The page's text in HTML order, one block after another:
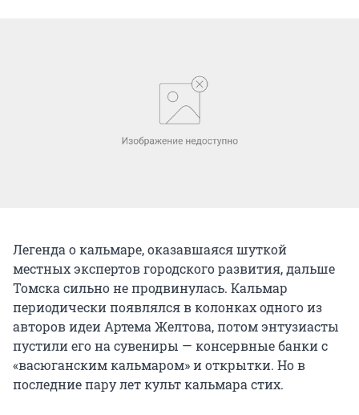
Легенда о кальмаре, оказавшаяся шуткой
местных экспертов городского развития, дальше
Томска сильно не продвинулась. Кальмар
периодически появлялся в колонках одного из
авторов идеи Артема Желтова, потом энтузиасты
пустили его на сувениры — консервные банки с
«васюганским кальмаром» и открытки. Но в
последние пару лет культ кальмара стих.